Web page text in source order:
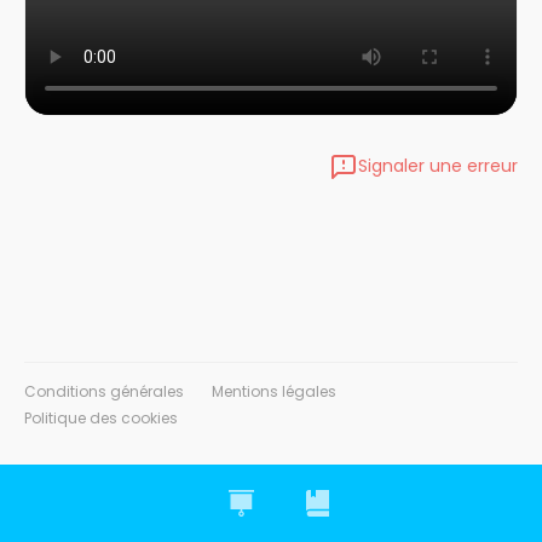
Signaler une erreur
Conditions générales
Mentions légales
Politique des cookies